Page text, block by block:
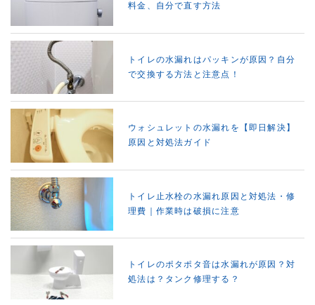
料金、自分で直す方法
トイレの水漏れはパッキンが原因？自分
で交換する方法と注意点！
ウォシュレットの水漏れを【即日解決】
原因と対処法ガイド
トイレ止水栓の水漏れ原因と対処法・修
理費｜作業時は破損に注意
トイレのポタポタ音は水漏れが原因？対
処法は？タンク修理する？